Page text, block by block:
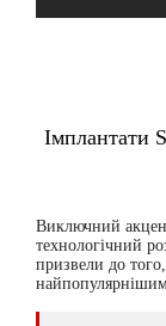
Імплантати
Виключний
технологічний
призвели до
найпопулярнішим